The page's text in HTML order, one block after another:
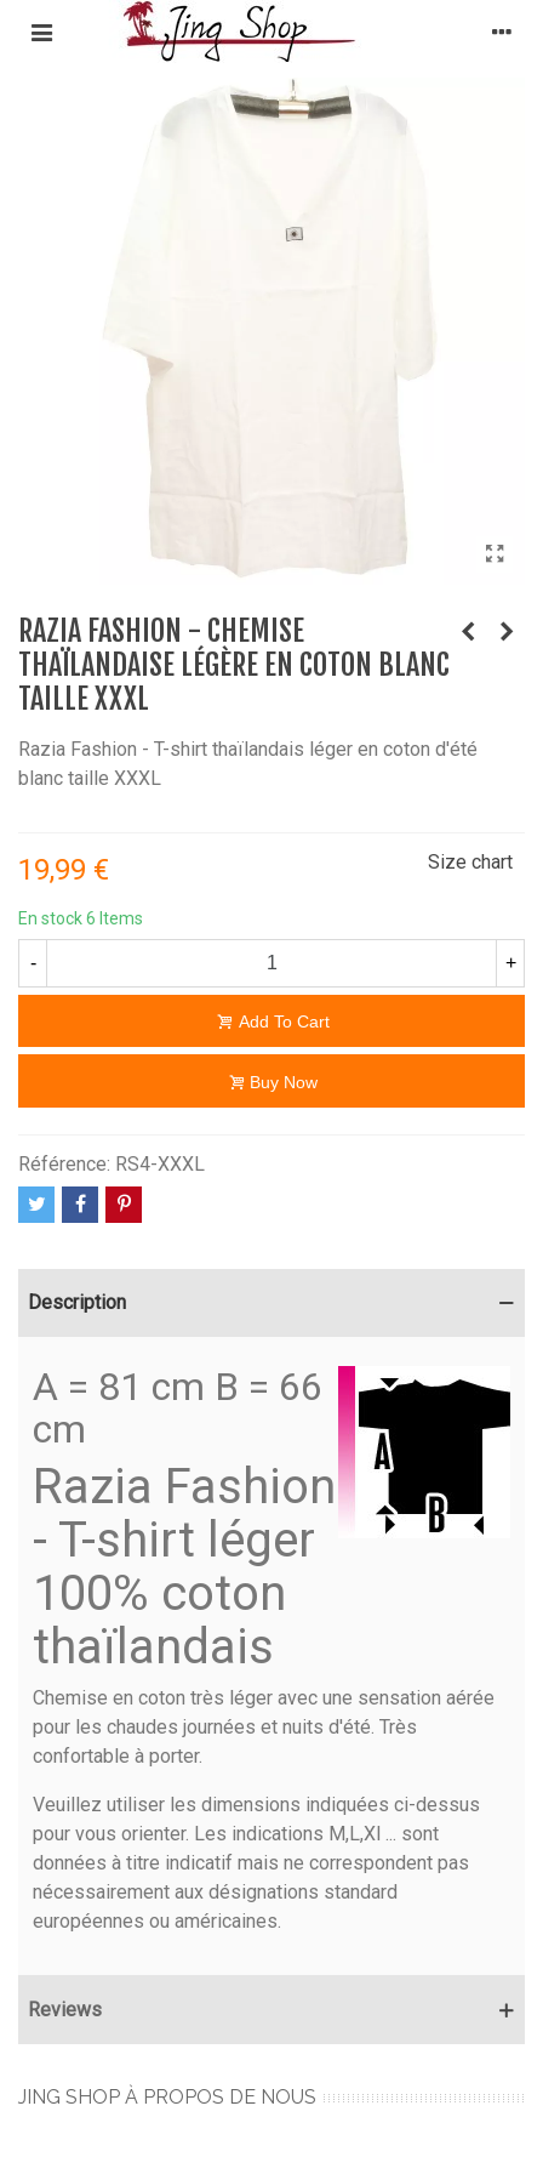
RAZIA FASHION - CHEMISE
THAÏLANDAISE LÉGÈRE EN COTON BLANC
TAILLE XXXL
Razia Fashion - T-shirt thaïlandais léger en coton d'été
blanc taille XXXL
19,99 € Size chart
En stock6 Items
- +
Add To Cart
Buy Now
Référence: RS4-XXXL
Description
A = 81 cm B = 66
cm
Razia Fashion
- T-shirt léger
100% coton
thaïlandais
Chemise en coton très léger avec une sensation aérée
pour les chaudes journées et nuits d'été. Très
confortable à porter.
Veuillez utiliser les dimensions indiquées ci-dessus
pour vous orienter. Les indications M,L,Xl ... sont
données à titre indicatif mais ne correspondent pas
nécessairement aux désignations standard
européennes ou américaines.
Reviews
JING SHOP À PROPOS DE NOUS